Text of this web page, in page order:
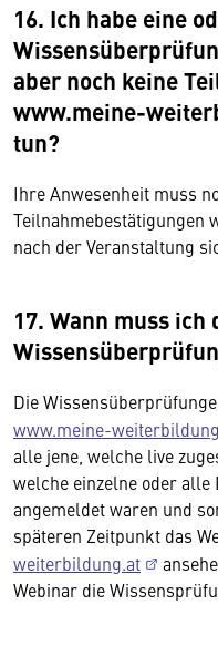
16. Ich habe eine
aber noch keine
www.meine-
tun?
Ihre Anwesenheit muss
Teilnahmebestätigungen
nach der Veranstaltung
17. Wann muss ich
Die
www.meine-
alle jene, welche live
welche einzelne oder alle
angemeldet waren und
späteren Zeitpunkt das
weiterbildung.at
Webinar die